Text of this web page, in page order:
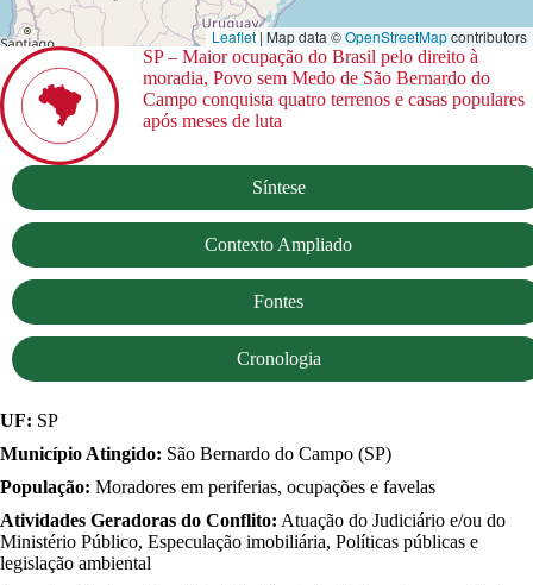
Leaflet | Map data ©OpenStreetMapcontributors
SP – Maior ocupação do Brasil pelo direito à
moradia, Povo sem Medo de São Bernardo do
Campo conquista quatro terrenos e casas populares
após meses de luta
Síntese
Contexto Ampliado
Fontes
Cronologia
UF: SP
Município Atingido: São Bernardo do Campo (SP)
População: Moradores em periferias, ocupações e favelas
Atividades Geradoras do Conflito: Atuação do Judiciário e/ou do
Ministério Público, Especulação imobiliária, Políticas públicas e
legislação ambiental